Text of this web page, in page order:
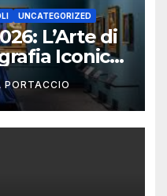
UNCATEGORIZED
L’Arte di
Iconica
PORTACCIO